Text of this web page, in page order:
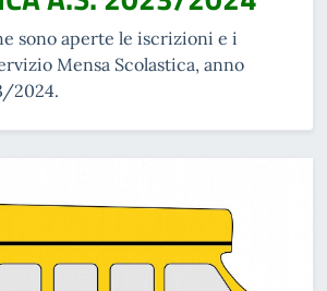
sono aperte le iscrizioni e i
Mensa Scolastica, anno
2024.